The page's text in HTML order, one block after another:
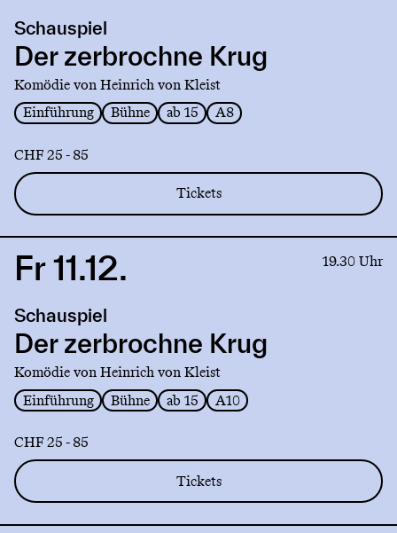
Der
zerbrochne
Krug
Schauspiel
Der zerbrochne Krug
Komödie von Heinrich von Kleist
Einführung
Bühne ab 15 A8
CHF 25 - 85
Tickets
Link
Der
zerbrochne
Krug
Fr 11.12. 19.30 Uhr
Schauspiel
Der zerbrochne Krug
Komödie von Heinrich von Kleist
Einführung
Bühne ab 15 A10
CHF 25 - 85
Tickets